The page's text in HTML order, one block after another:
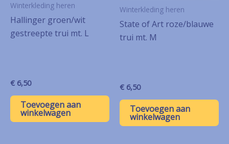
Winterkleding heren
Hallinger groen/wit
gestreepte trui mt. L
€ 6,50
Toevoegen aan
winkelwagen
Winterkleding heren
State of Art roze/blauwe
trui mt. M
€ 6,50
Toevoegen aan
winkelwagen